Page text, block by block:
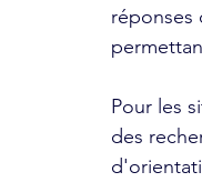
réponses
Pour les
des